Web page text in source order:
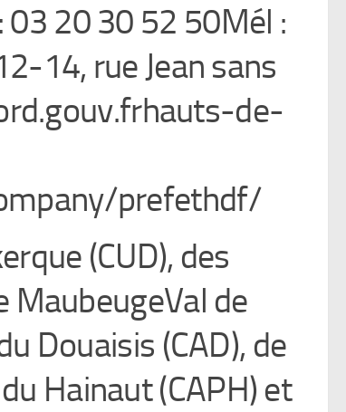
20 30 52 50Mél :
14, rue Jean sans
de-
prefethdf/
(CUD), des
MaubeugeVal de
Douaisis (CAD), de
Hainaut (CAPH) et